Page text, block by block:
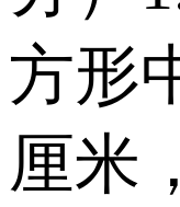
方形
厘米